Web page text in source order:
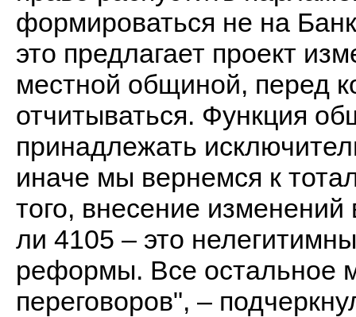
формироваться не на
это предлагает проект
местной общиной, перед
отчитываться. Функция
принадлежать
иначе мы вернемся к
того, внесение
ли 4105 – это
реформы. Все остальное
переговоров", –